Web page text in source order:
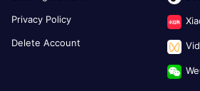
Privacy Policy
Delete Account